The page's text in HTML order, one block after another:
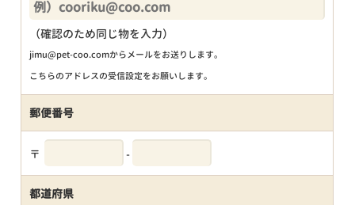
（確認のため同じ物を入力）
jimu@pet-coo.comからメールをお送りします。
こちらのアドレスの受信設定をお願いします。
郵便番号
〒 -
都道府県